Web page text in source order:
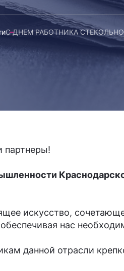
С ДНЕМ РАБОТНИКА
партнеры!
искусство,
нас
данной отрасли